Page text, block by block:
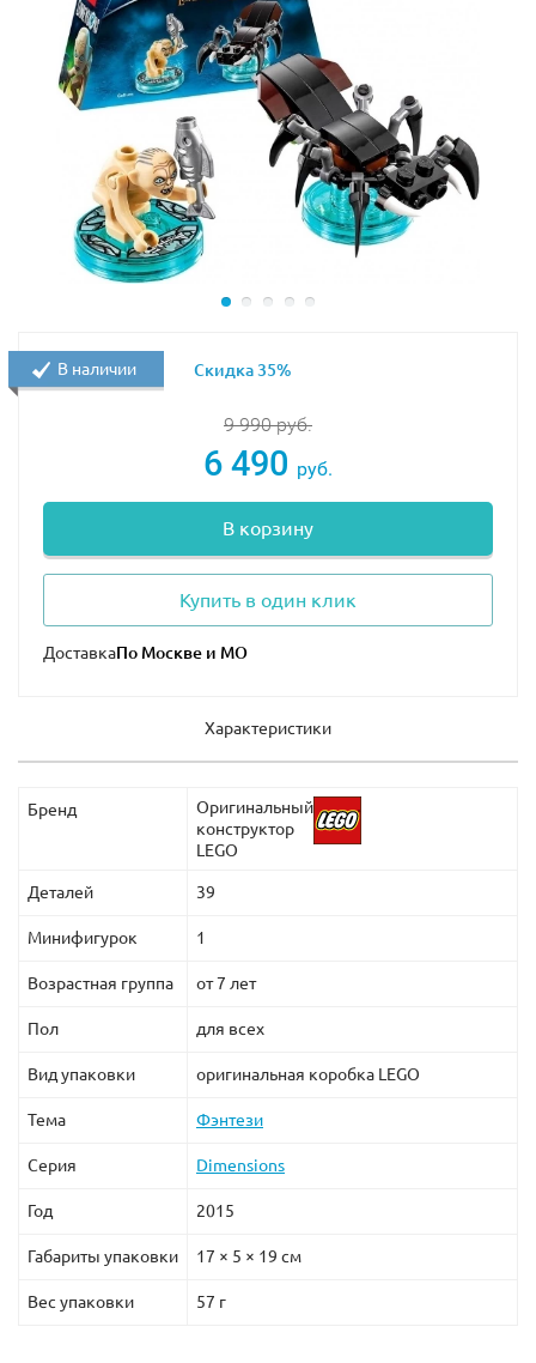
9 990руб.
6 490 руб.
В корзину
Купить в один клик
Доставка
В наличии Скидка 35%
Характеристики
Бренд
Оригинальный
конструктор
LEGO
Деталей 39
Минифигурок 1
Возрастная группа от 7 лет
Пол для всех
Вид упаковки оригинальная коробка LEGO
Тема Фэнтези
Серия Dimensions
Год 2015
Габариты упаковки 17 × 5 × 19 см
Вес упаковки 57 г